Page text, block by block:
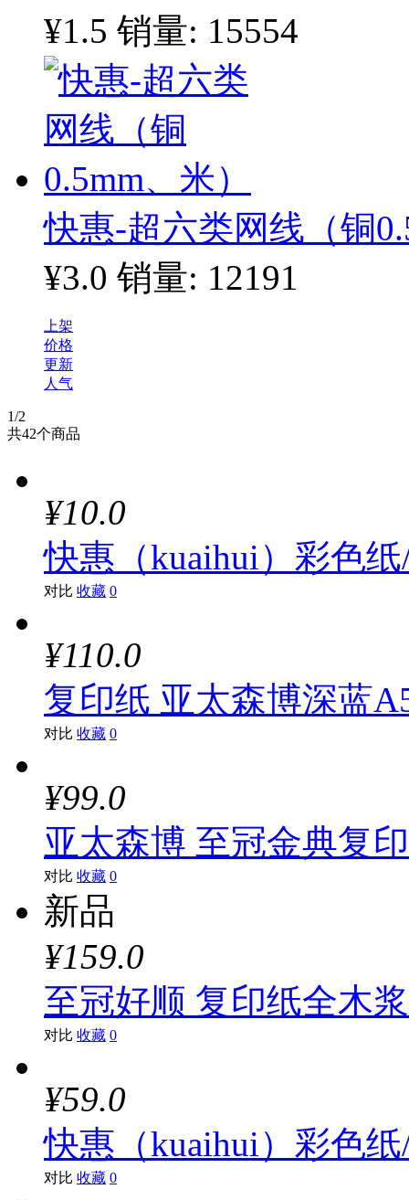
¥1.5 销量: 15554
快惠-超六类网线（铜
¥3.0 销量: 12191
上架
价格
更新
人气
1/2
共42个商品
¥10.0
快惠（kuaihui）彩色
对比 收藏 0
¥110.0
复印纸 亚太森博深蓝
对比 收藏 0
¥99.0
亚太森博 至冠金典复
对比 收藏 0
新品
¥159.0
至冠好顺 复印纸全木
对比 收藏 0
¥59.0
快惠（kuaihui）彩色
对比 收藏 0